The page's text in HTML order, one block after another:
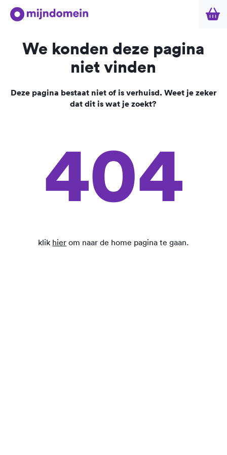
We konden deze pagina
niet vinden
Deze pagina bestaat niet of is verhuisd. Weet je zeker
dat dit is wat je zoekt?
404
klik hier om naar de home pagina te gaan.